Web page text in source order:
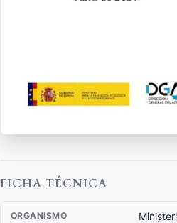
FICHA TÉCNICA
ORGANISMO